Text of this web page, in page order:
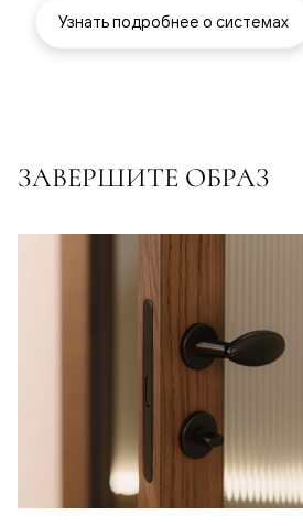
Узнать подробнее о системах
ЗАВЕРШИТЕ ОБРАЗ